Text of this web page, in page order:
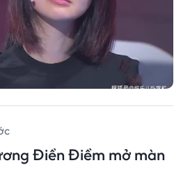
Điền Điềm mở màn